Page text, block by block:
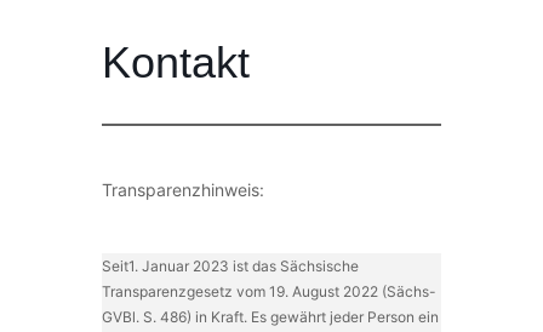
Kontakt
Transparenzhinweis:
Seit1. Januar 2023 ist das Sächsische
Transparenzgesetz vom 19. August 2022 (Sächs-
GVBl. S. 486) in Kraft. Es gewährt jeder Person ein